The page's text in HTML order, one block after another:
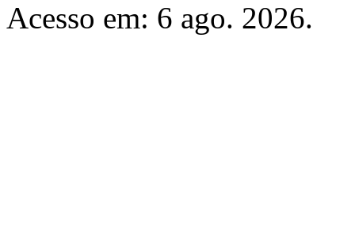
Acesso em: 6 ago. 2026.